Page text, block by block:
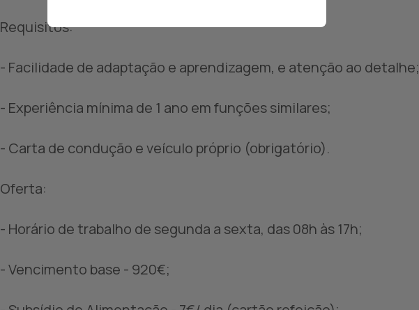
Requisitos:
- Facilidade de adaptação e aprendizagem, e atenção ao detalhe;
- Experiência mínima de 1 ano em funções similares;
- Carta de condução e veículo próprio (obrigatório).
Oferta:
- Horário de trabalho de segunda a sexta, das 08h às 17h;
- Vencimento base - 920€;